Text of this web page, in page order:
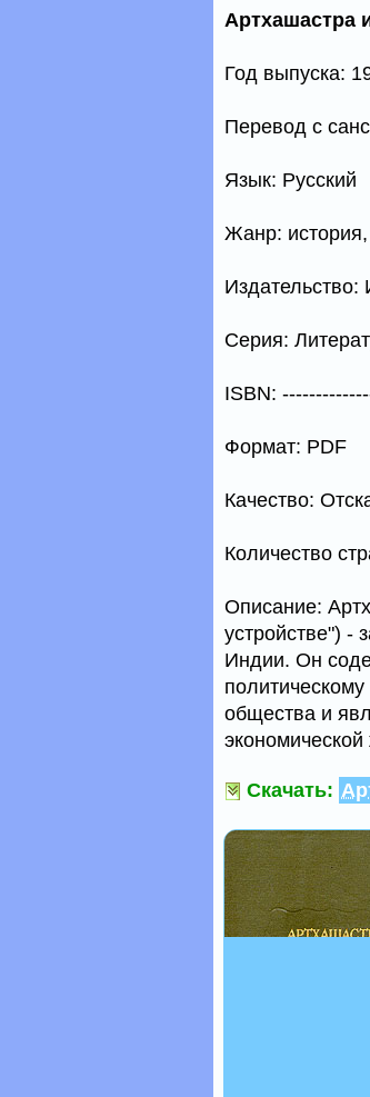
Артхашастра
Год выпуска:
Перевод с
Язык: Русский
Жанр: история,
Серия:
ISBN:
Формат: PDF
Качество:
Количество
Описание:
устройстве") -
Индии. Он
общества и
Скачать: